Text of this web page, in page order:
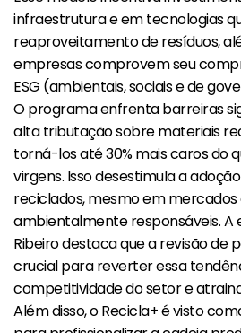
infraestrutura e em tecnologias
reaproveitamento de resíduos,
empresas comprovem seu
ESG (ambientais, sociais e de
O programa enfrenta barreiras
alta tributação sobre materiais
torná-los até 30% mais caros do
virgens. Isso desestimula a
reciclados, mesmo em
ambientalmente responsáveis. A
Ribeiro destaca que a revisão de
crucial para reverter essa
competitividade do setor e
Além disso, o Recicla+ é visto